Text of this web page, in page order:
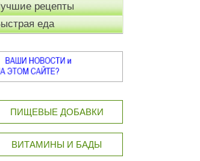
рецепты
еда
ПИЩЕВЫЕ ДОБАВКИ
ВИТАМИНЫ И БАДЫ